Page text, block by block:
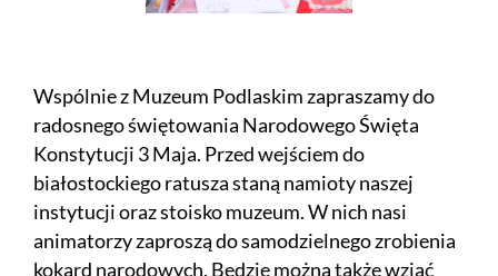
Wspólnie z Muzeum Podlaskim zapraszamy do
radosnego świętowania Narodowego Święta
Konstytucji 3 Maja. Przed wejściem do
białostockiego ratusza staną namioty naszej
instytucji oraz stoisko muzeum. W nich nasi
animatorzy zaproszą do samodzielnego zrobienia
kokard narodowych. Będzie można także wziąć